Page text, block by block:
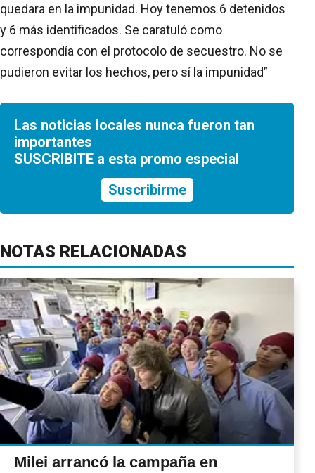
quedara en la impunidad. Hoy tenemos 6 detenidos
y 6 más identificados. Se caratuló como
correspondía con el protocolo de secuestro. No se
pudieron evitar los hechos, pero sí la impunidad”
Las noticias locales nunca fueron tan
importantes
SUSCRIBITE a esta promo especial
Suscribirme
NOTAS RELACIONADAS
Milei arrancó la campaña en